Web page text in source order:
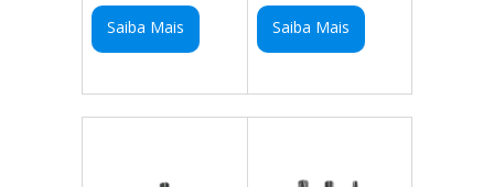
Saiba Mais Saiba Mais